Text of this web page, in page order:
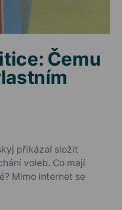
Čemu
přikázal složit
voleb. Co mají
Mimo internet se